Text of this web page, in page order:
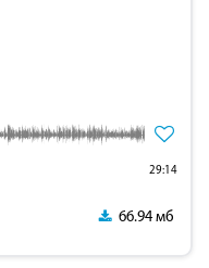
29:14
66.94 мб